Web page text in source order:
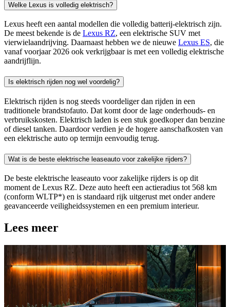
Welke Lexus is volledig elektrisch?
Lexus heeft een aantal modellen die volledig batterij-elektrisch zijn.
De meest bekende is de Lexus RZ, een elektrische SUV met
vierwielaandrijving. Daarnaast hebben we de nieuwe Lexus ES, die
vanaf voorjaar 2026 ook verkrijgbaar is met een volledig elektrische
aandrijflijn.
Is elektrisch rijden nog wel voordelig?
Elektrisch rijden is nog steeds voordeliger dan rijden in een
traditionele brandstofauto. Dat komt door de lage onderhouds- en
verbruikskosten. Elektrisch laden is een stuk goedkoper dan benzine
of diesel tanken. Daardoor verdien je de hogere aanschafkosten van
een elektrische auto op termijn eenvoudig terug.
Wat is de beste elektrische leaseauto voor zakelijke rijders?
De beste elektrische leaseauto voor zakelijke rijders is op dit
moment de Lexus RZ. Deze auto heeft een actieradius tot 568 km
(conform WLTP*) en is standaard rijk uitgerust met onder andere
geavanceerde veiligheidssystemen en een premium interieur.
Lees meer